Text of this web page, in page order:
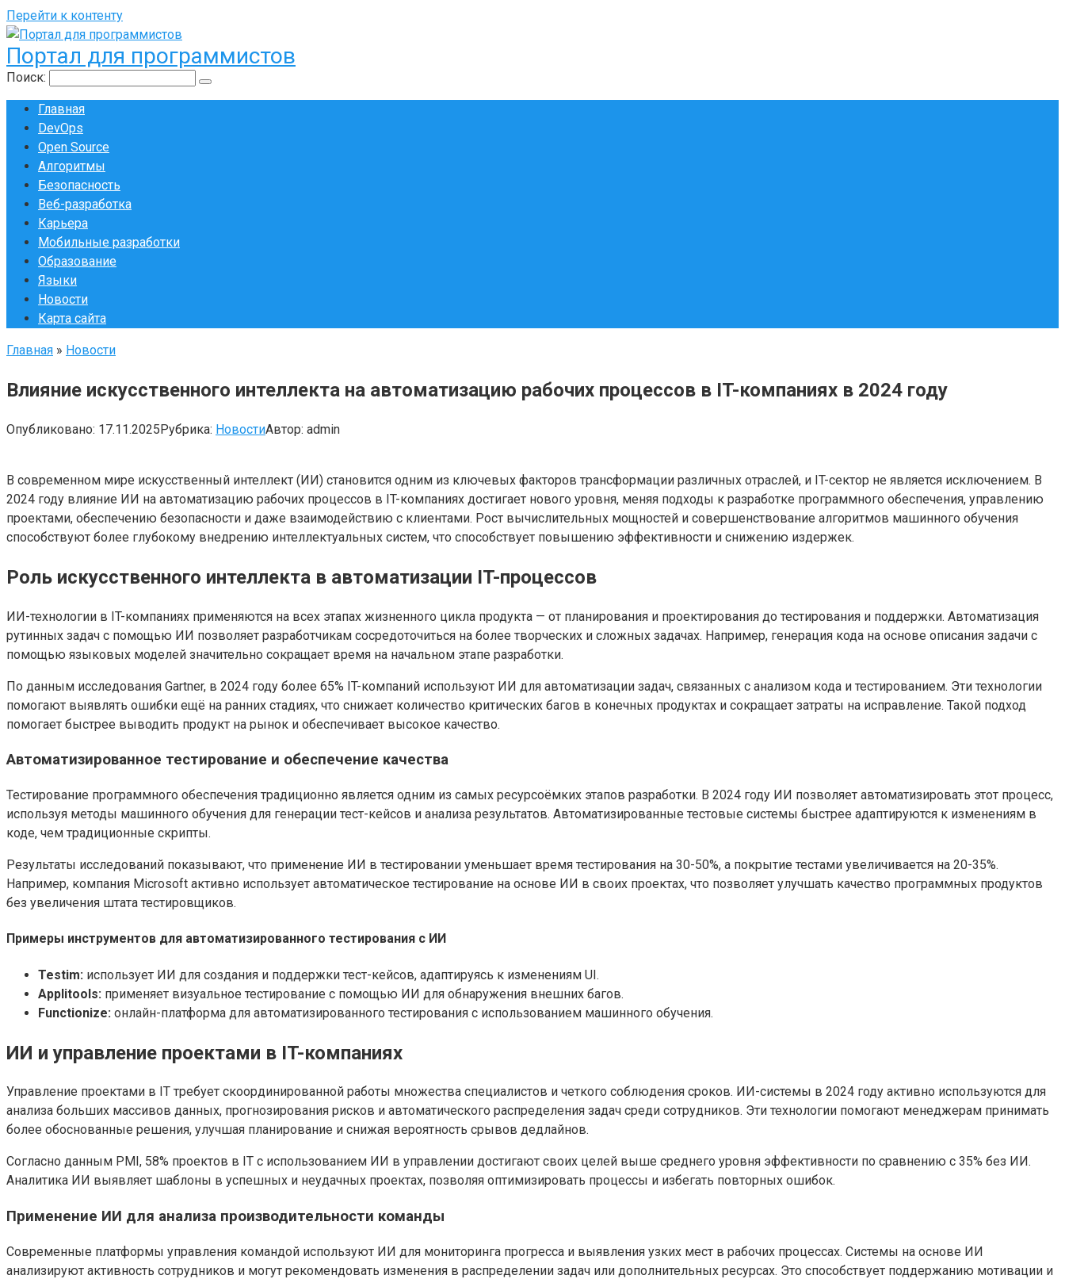
Перейти к контенту
Портал для программистов
Поиск:
Главная
DevOps
Open Source
Алгоритмы
Безопасность
Веб-разработка
Карьера
Мобильные разработки
Образование
Языки
Новости
Карта сайта
Главная » Новости
Влияние искусственного интеллекта на автоматизацию рабочих процессов в IT-компаниях в 2024 году
Опубликовано: 17.11.2025Рубрика: НовостиАвтор: admin
В современном мире искусственный интеллект (ИИ) становится одним из ключевых факторов трансформации различных отраслей, и IT-сектор не является исключением. В
2024 году влияние ИИ на автоматизацию рабочих процессов в IT-компаниях достигает нового уровня, меняя подходы к разработке программного обеспечения, управлению
проектами, обеспечению безопасности и даже взаимодействию с клиентами. Рост вычислительных мощностей и совершенствование алгоритмов машинного обучения
способствуют более глубокому внедрению интеллектуальных систем, что способствует повышению эффективности и снижению издержек.
Роль искусственного интеллекта в автоматизации IT-процессов
ИИ-технологии в IT-компаниях применяются на всех этапах жизненного цикла продукта — от планирования и проектирования до тестирования и поддержки. Автоматизация
рутинных задач с помощью ИИ позволяет разработчикам сосредоточиться на более творческих и сложных задачах. Например, генерация кода на основе описания задачи с
помощью языковых моделей значительно сокращает время на начальном этапе разработки.
По данным исследования Gartner, в 2024 году более 65% IT-компаний используют ИИ для автоматизации задач, связанных с анализом кода и тестированием. Эти технологии
помогают выявлять ошибки ещё на ранних стадиях, что снижает количество критических багов в конечных продуктах и сокращает затраты на исправление. Такой подход
помогает быстрее выводить продукт на рынок и обеспечивает высокое качество.
Автоматизированное тестирование и обеспечение качества
Тестирование программного обеспечения традиционно является одним из самых ресурсоёмких этапов разработки. В 2024 году ИИ позволяет автоматизировать этот процесс,
используя методы машинного обучения для генерации тест-кейсов и анализа результатов. Автоматизированные тестовые системы быстрее адаптируются к изменениям в
коде, чем традиционные скрипты.
Результаты исследований показывают, что применение ИИ в тестировании уменьшает время тестирования на 30-50%, а покрытие тестами увеличивается на 20-35%.
Например, компания Microsoft активно использует автоматическое тестирование на основе ИИ в своих проектах, что позволяет улучшать качество программных продуктов
без увеличения штата тестировщиков.
Примеры инструментов для автоматизированного тестирования с ИИ
Testim: использует ИИ для создания и поддержки тест-кейсов, адаптируясь к изменениям UI.
Applitools: применяет визуальное тестирование с помощью ИИ для обнаружения внешних багов.
Functionize: онлайн-платформа для автоматизированного тестирования с использованием машинного обучения.
ИИ и управление проектами в IT-компаниях
Управление проектами в IT требует скоординированной работы множества специалистов и четкого соблюдения сроков. ИИ-системы в 2024 году активно используются для
анализа больших массивов данных, прогнозирования рисков и автоматического распределения задач среди сотрудников. Эти технологии помогают менеджерам принимать
более обоснованные решения, улучшая планирование и снижая вероятность срывов дедлайнов.
Согласно данным PMI, 58% проектов в IT с использованием ИИ в управлении достигают своих целей выше среднего уровня эффективности по сравнению с 35% без ИИ.
Аналитика ИИ выявляет шаблоны в успешных и неудачных проектах, позволяя оптимизировать процессы и избегать повторных ошибок.
Применение ИИ для анализа производительности команды
Современные платформы управления командой используют ИИ для мониторинга прогресса и выявления узких мест в рабочих процессах. Системы на основе ИИ
анализируют активность сотрудников и могут рекомендовать изменения в распределении задач или дополнительных ресурсах. Это способствует поддержанию мотивации и